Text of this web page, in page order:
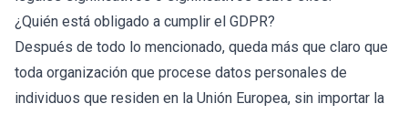
¿Quién está obligado a cumplir el GDPR?
Después de todo lo mencionado, queda más que claro que
toda organización que procese datos personales de
individuos que residen en la Unión Europea, sin importar la